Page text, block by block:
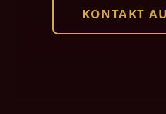
KONTAKT